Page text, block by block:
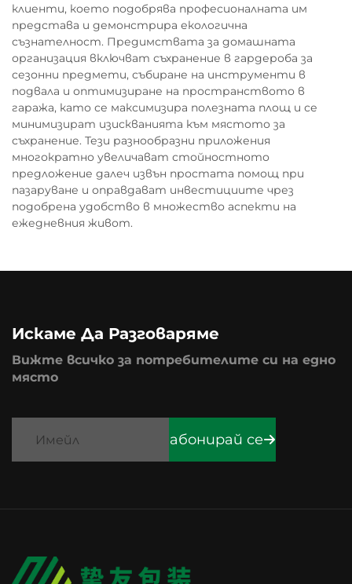
клиенти, което подобрява професионалната им
представа и демонстрира екологична
съзнателност. Предимствата за домашната
организация включват съхранение в гардероба за
сезонни предмети, събиране на инструменти в
подвала и оптимизиране на пространството в
гаража, като се максимизира полезната площ и се
минимизират изискванията към мястото за
съхранение. Тези разнообразни приложения
многократно увеличават стойностното
предложение далеч извън простата помощ при
пазаруване и оправдават инвестициите чрез
подобрена удобство в множество аспекти на
ежедневния живот.
Искаме Да Разговаряме
Вижте всичко за потребителите си на едно
място
абонирай се